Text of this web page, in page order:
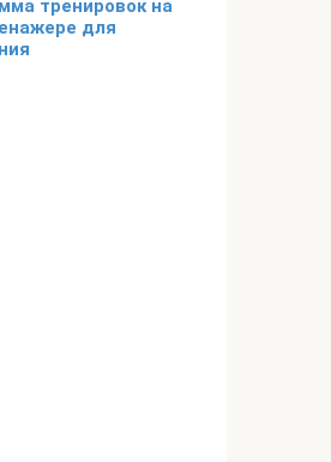
тренировок на
для